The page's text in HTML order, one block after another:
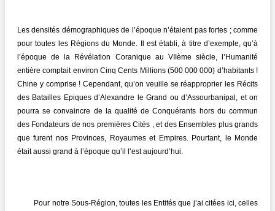
Les densités démographiques de l’époque n’étaient pas fortes ; comme
pour toutes les Régions du Monde. Il est établi, à titre d’exemple, qu’à
l’époque de la Révélation Coranique au VIIème siècle, l’Humanité
entière comptait environ Cinq Cents Millions (500 000 000) d’habitants !
Chine y comprise ! Cependant, qu’on veuille se réapproprier les Récits
des Batailles Epiques d’Alexandre le Grand ou d’Assourbanipal, et on
pourra se convaincre de la qualité de Conquérants hors du commun
des Fondateurs de nos premières Cités , et des Ensembles plus grands
que furent nos Provinces, Royaumes et Empires. Pourtant, le Monde
était aussi grand à l’époque qu’il l’est aujourd’hui.
Pour notre Sous-Région, toutes les Entités que j’ai citées ici, celles